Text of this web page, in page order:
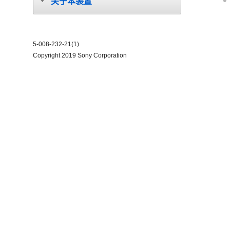
5-008-232-21(1)
Copyright 2019 Sony Corporation